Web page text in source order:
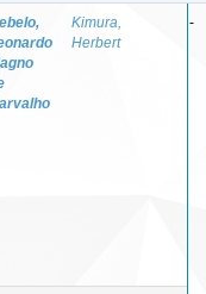
Kimura,
Herbert
-